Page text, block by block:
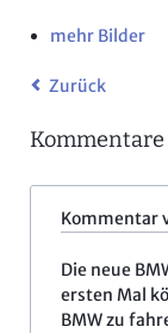
mehr Bilder
Zurück
Kommentare
Kommentar
Die neue
ersten Mal
BMW zu